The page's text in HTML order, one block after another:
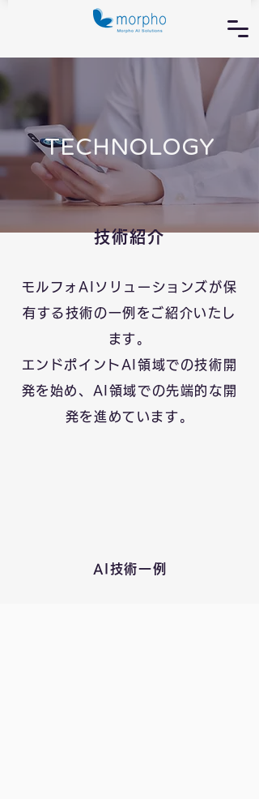
TECHNOLOGY
技術紹介
モルフォAIソリューションズが保
有する技術の一例をご紹介いたし
ます。
エンドポイントAI領域での技術開
発を始め、AI領域での先端的な開
発を進めています。
AI技術一例